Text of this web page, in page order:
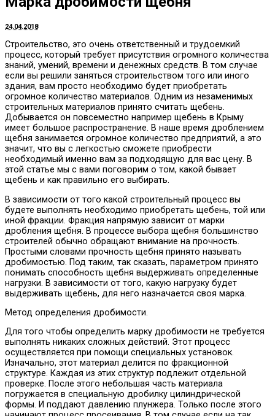
24.04.2018
Строительство, это очень ответственный и трудоемкий
процесс, который требует присутствия огромного количества
знаний, умений, времени и денежных средств. В том случае
если вы решили заняться строительством того или иного
здания, вам просто необходимо будет приобретать
огромное количество материалов. Одним из незаменимых
строительных материалов принято считать щебень.
Добывается он повсеместно например щебень в Крыму
имеет большое распространение. В наше время дроблением
щебня занимается огромное количество предприятий, а это
значит, что вы с легкостью сможете приобрести
необходимый именно вам за подходящую для вас цену. В
этой статье мы с вами поговорим о том, какой бывает
щебень и как правильно его выбирать.
В зависимости от того какой строительный процесс вы
будете выполнять необходимо приобретать щебень, той или
иной фракции. Фракция напрямую зависит от марки
дробления щебня. В процессе выбора щебня большинство
строителей обычно обращают внимание на прочность.
Простыми словами прочность щебня принято называть
дробимостью. Под таким, так сказать, параметром принято
понимать способность щебня выдерживать определенные
нагрузки. В зависимости от того, какую нагрузку будет
выдерживать щебень, для него назначается своя марка.
Метод определения дробимости.
Для того чтобы определить марку дробимости не требуется
выполнять никаких сложных действий. Этот процесс
осуществляется при помощи специальных установок.
Изначально, этот материал делится по фракционной
структуре. Каждая из этих структур подлежит отдельной
проверке. После этого небольшая часть материала
погружается в специальную дробилку цилиндрической
формы. И поддают давлению плунжера. Только после этого